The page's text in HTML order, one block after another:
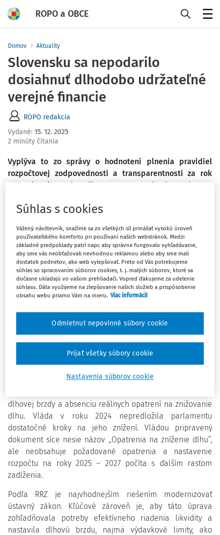
ROPO a OBCE
Domov Aktuality
Slovensku sa nepodarilo
dosiahnuť dlhodobo udržateľné
verejné financie
ROPO redakcia
Vydané: 15. 12. 2025
2 minúty čítania
Vyplýva to zo správy o hodnotení plnenia pravidiel
rozpočtovej zodpovednosti a transparentnosti za rok
2024, ktorú predstavil v NR SR predseda Rady pre
Hoci oproti roku 2023 došlo k zlepšeniu vďaka
konsolidačným opatreniam, aktuálny vývoj verejných
financií udržateľnosť opäť zhoršuje a Slovensko sa
približuje k pásmu vysokého rizika. Deficit má navyše
tendenciu vracať sa k neudržateľným úrovniam okolo 5 %
HDP, a to aj napriek historicky najvyšším príjmom štátu.
Hrubý verejný dlh dosiahol v roku 2024 úroveň 59,7 % HDP
a už piaty rok po sebe sa nachádza v najvyššom sankčnom
pásme dlhovej brzdy. Bez ďalších konsolidačných opatrení
by podľa odhadov RRZ mohol dlh do roku 2029 vzrásť až
na 72,8 % HDP. Kľúčovým problémom sú vysoké
než samotné náklady starnutia populácie.
dlhovej brzdy a absenciu reálnych opatrení na znižovanie
dlhu. Vláda v roku 2024 nepredložila parlamentu
dostatočné kroky na jeho znížení. Vládou pripravený
dokument síce nesie názov „Opatrenia na zníženie dlhu“,
ale neobsahuje požadované opatrenia a nastavenie
rozpočtu na roky 2025 – 2027 počíta s ďalším rastom
zadlženia.
Podľa RRZ je najvhodnejším riešením modernizovať
ústavný zákon. Kľúčové zároveň je, aby táto úprava
zohľadňovala potreby efektívneho riadenia likvidity a
nastavila dlhovú brzdu, najmä výdavkové limity, ako
Súhlas s cookies
Vážený návštevník, snažíme sa zo všetkých síl prinášať vysokú úroveň
používateľského komfortu pri používaní našich webstránok. Medzi
základné predpoklady patrí napr. aby správne fungovalo vyhľadávanie,
aby sme vás neobťažovali nevhodnou reklamou alebo aby sme mali
dostatok podnetov, ako web vylepšovať. Preto od Vás potrebujeme
súhlas so spracovaním súborov cookies, t. j. malých súborov, ktoré sa
dočasne ukladajú vo vašom prehliadači. Vopred ďakujeme za udelenie
súhlasu. Dáta využijeme na zlepšovanie našich služieb a prispôsobenie
obsahu webu priamo Vám na mieru. Viac informácií
Nastavenia súborov cookie
Odmietnut nepovinné súbory cookie
Prijať všetky súbory cookie